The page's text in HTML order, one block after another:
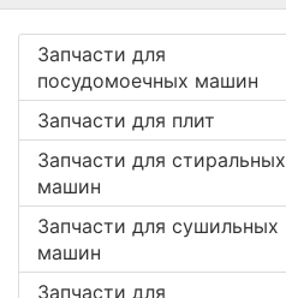
Запчасти для
посудомоечных машин
Запчасти для плит
Запчасти для стиральных
машин
Запчасти для сушильных
машин
Запчасти для